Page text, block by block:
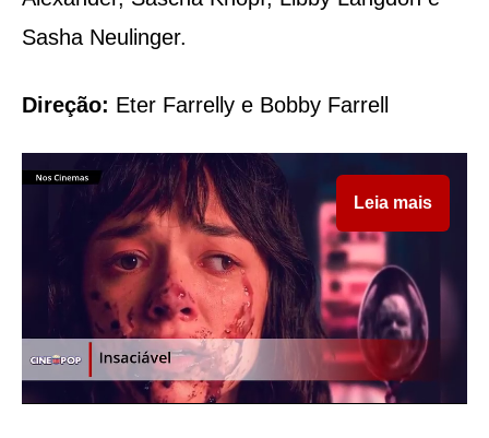
Sasha Neulinger.
Direção: Eter Farrelly e Bobby Farrell
Leia mais